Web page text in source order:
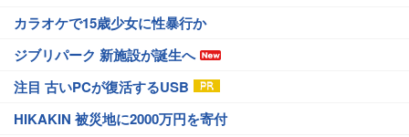
カラオケで15歳少女に性暴行か
ジブリパーク 新施設が誕生へ
注目 古いPCが復活するUSB
HIKAKIN 被災地に2000万円を寄付